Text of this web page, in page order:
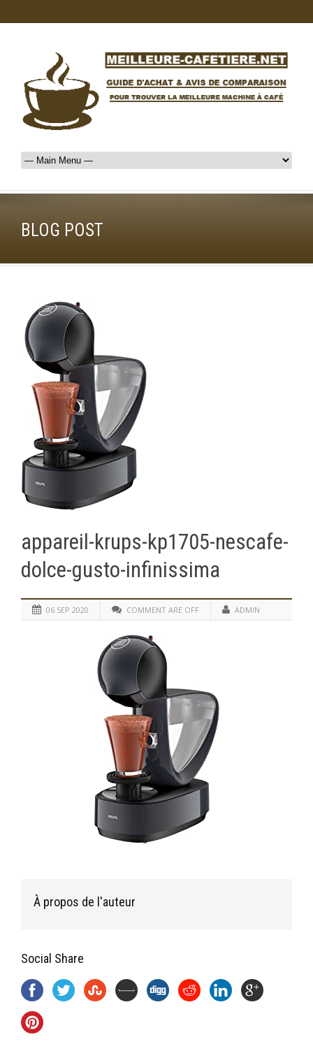
BLOG POST
appareil-krups-kp1705-nescafe-
dolce-gusto-infinissima
06 SEP 2020 COMMENT ARE OFF ADMIN
À propos de l'auteur
Social Share